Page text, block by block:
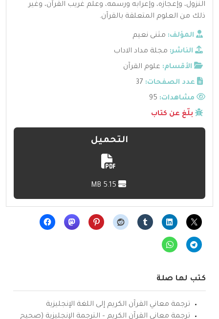
النزول، وإعجازه، وإعرابه ورسمه، وعلم غريب القرآن، وغير
ذلك من العلوم المتعلقة بالقرآن.
المؤلف: مثنى نعيم
الناشر: مجلة مداد الاداب
الأقسام: علوم القرآن
عدد الصفحات: 37
مشاهدات:
بلّغ عن كتاب
التحميل
كتب لها صلة
ترجمة معاني القرآن الكريم إلى اللغة الإنجليزية
ترجمة معاني القرآن الكريم – الترجمة الإنجليزية (صحيح